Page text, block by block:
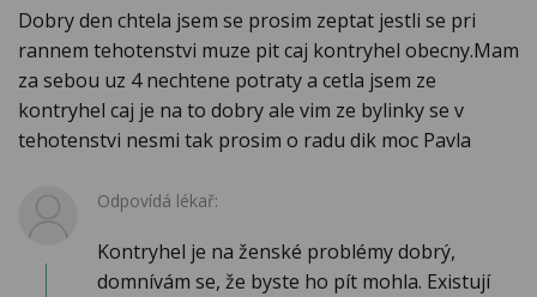
Dobry den chtela jsem se prosim zeptat jestli se pri
rannem tehotenstvi muze pit caj kontryhel obecny.Mam
za sebou uz 4 nechtene potraty a cetla jsem ze
kontryhel caj je na to dobry ale vim ze bylinky se v
tehotenstvi nesmi tak prosim o radu dik moc Pavla
Odpovídá lékař:
Kontryhel je na ženské problémy dobrý,
domnívám se, že byste ho pít mohla. Existují